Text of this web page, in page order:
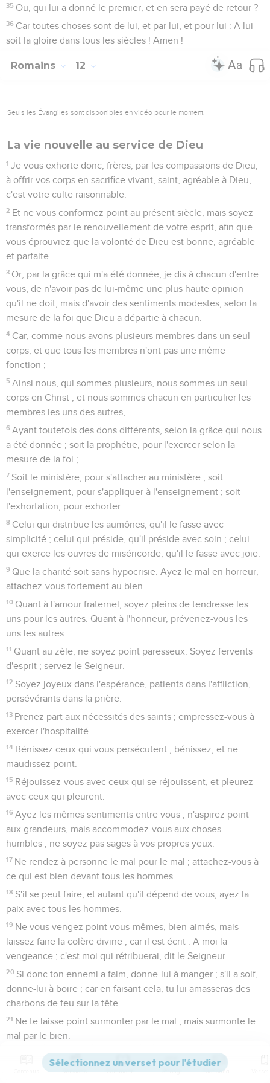
35 Ou, qui lui a donné le premier, et en sera payé de retour ?
36 Car toutes choses sont de lui, et par lui, et pour lui : A lui
soit la gloire dans tous les siècles ! Amen !
Romains 12
Seuls les Évangiles sont disponibles en vidéo pour le moment.
La vie nouvelle au service de Dieu
1 Je vous exhorte donc, frères, par les compassions de Dieu,
à offrir vos corps en sacrifice vivant, saint, agréable à Dieu,
c'est votre culte raisonnable.
2 Et ne vous conformez point au présent siècle, mais soyez
transformés par le renouvellement de votre esprit, afin que
vous éprouviez que la volonté de Dieu est bonne, agréable
et parfaite.
3 Or, par la grâce qui m'a été donnée, je dis à chacun d'entre
vous, de n'avoir pas de lui-même une plus haute opinion
qu'il ne doit, mais d'avoir des sentiments modestes, selon la
mesure de la foi que Dieu a départie à chacun.
4 Car, comme nous avons plusieurs membres dans un seul
corps, et que tous les membres n'ont pas une même
fonction ;
5 Ainsi nous, qui sommes plusieurs, nous sommes un seul
corps en Christ ; et nous sommes chacun en particulier les
membres les uns des autres,
6 Ayant toutefois des dons différents, selon la grâce qui nous
a été donnée ; soit la prophétie, pour l'exercer selon la
mesure de la foi ;
7 Soit le ministère, pour s'attacher au ministère ; soit
l'enseignement, pour s'appliquer à l'enseignement ; soit
l'exhortation, pour exhorter.
8 Celui qui distribue les aumônes, qu'il le fasse avec
simplicité ; celui qui préside, qu'il préside avec soin ; celui
qui exerce les ouvres de miséricorde, qu'il le fasse avec joie.
9 Que la charité soit sans hypocrisie. Ayez le mal en horreur,
attachez-vous fortement au bien.
10 Quant à l'amour fraternel, soyez pleins de tendresse les
uns pour les autres. Quant à l'honneur, prévenez-vous les
uns les autres.
11 Quant au zèle, ne soyez point paresseux. Soyez fervents
d'esprit ; servez le Seigneur.
12 Soyez joyeux dans l'espérance, patients dans l'affliction,
persévérants dans la prière.
13 Prenez part aux nécessités des saints ; empressez-vous à
exercer l'hospitalité.
14 Bénissez ceux qui vous persécutent ; bénissez, et ne
maudissez point.
15 Réjouissez-vous avec ceux qui se réjouissent, et pleurez
avec ceux qui pleurent.
16 Ayez les mêmes sentiments entre vous ; n'aspirez point
aux grandeurs, mais accommodez-vous aux choses
humbles ; ne soyez pas sages à vos propres yeux.
17 Ne rendez à personne le mal pour le mal ; attachez-vous à
ce qui est bien devant tous les hommes.
18 S'il se peut faire, et autant qu'il dépend de vous, ayez la
paix avec tous les hommes.
19 Ne vous vengez point vous-mêmes, bien-aimés, mais
laissez faire la colère divine ; car il est écrit : A moi la
vengeance ; c'est moi qui rétribuerai, dit le Seigneur.
20 Si donc ton ennemi a faim, donne-lui à manger ; s'il a soif,
donne-lui à boire ; car en faisant cela, tu lui amasseras des
charbons de feu sur la tête.
21 Ne te laisse point surmonter par le mal ; mais surmonte le
mal par le bien.
Romains 13
Versions Commentaires Strong